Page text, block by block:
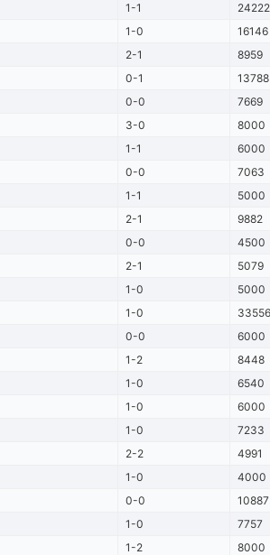
1-1
24222
1-0
16146
2-1
8959
0-1
13788
0-0
7669
3-0
8000
1-1
6000
0-0
7063
1-1
5000
2-1
9882
0-0
4500
2-1
5079
1-0
5000
1-0
33556
0-0
6000
1-2
8448
1-0
6540
1-0
6000
1-0
7233
2-2
4991
1-0
4000
0-0
10887
1-0
7757
1-2
8000